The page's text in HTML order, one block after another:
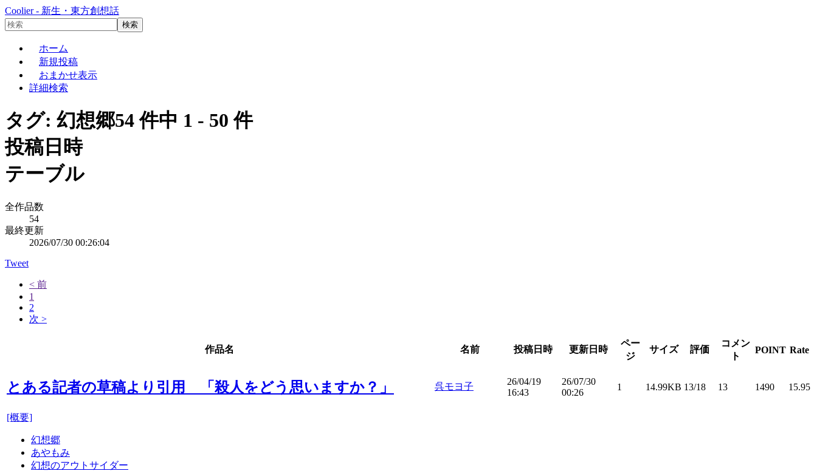
Coolier - 新生・東方創想話
ホーム
新規投稿
おまかせ表示
詳細検索
タグ: 幻想郷54 件中 1 - 50 件
投稿日時
テーブル
全作品数
54
最終更新
2026/07/30 00:26:04
Tweet
< 前
1
2
次 >
作品名 名前 投稿日時 更新日時
ペー
ジ
サイズ 評価
コメン
ト
POINT Rate
とある記者の草稿より引用 「殺人をどう思いますか？」 呉モヨ子
26/04/19
16:43
26/07/30
00:26
1 14.99KB 13/18 13 1490 15.95
[概要]
幻想郷
あやもみ
幻想のアウトサイダー